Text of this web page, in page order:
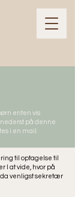
enten vis
på denne
i en mail.
til optagelse til
I at vide, hvor på
venligst sekretær